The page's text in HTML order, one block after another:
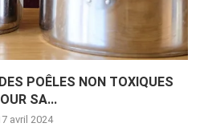
POÊLES NON TOXIQUES
SA...
avril 2024